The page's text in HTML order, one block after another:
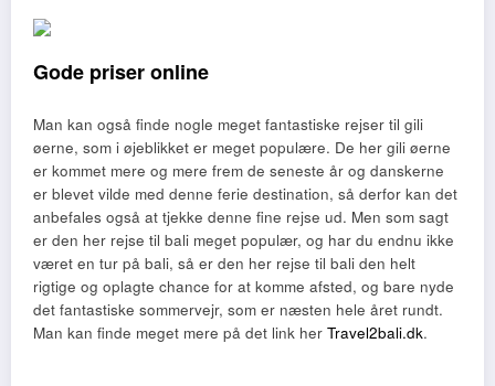
Gode priser online
Man kan også finde nogle meget fantastiske rejser til gili
øerne, som i øjeblikket er meget populære. De her gili øerne
er kommet mere og mere frem de seneste år og danskerne
er blevet vilde med denne ferie destination, så derfor kan det
anbefales også at tjekke denne fine rejse ud. Men som sagt
er den her rejse til bali meget populær, og har du endnu ikke
været en tur på bali, så er den her rejse til bali den helt
rigtige og oplagte chance for at komme afsted, og bare nyde
det fantastiske sommervejr, som er næsten hele året rundt.
Man kan finde meget mere på det link her Travel2bali.dk.